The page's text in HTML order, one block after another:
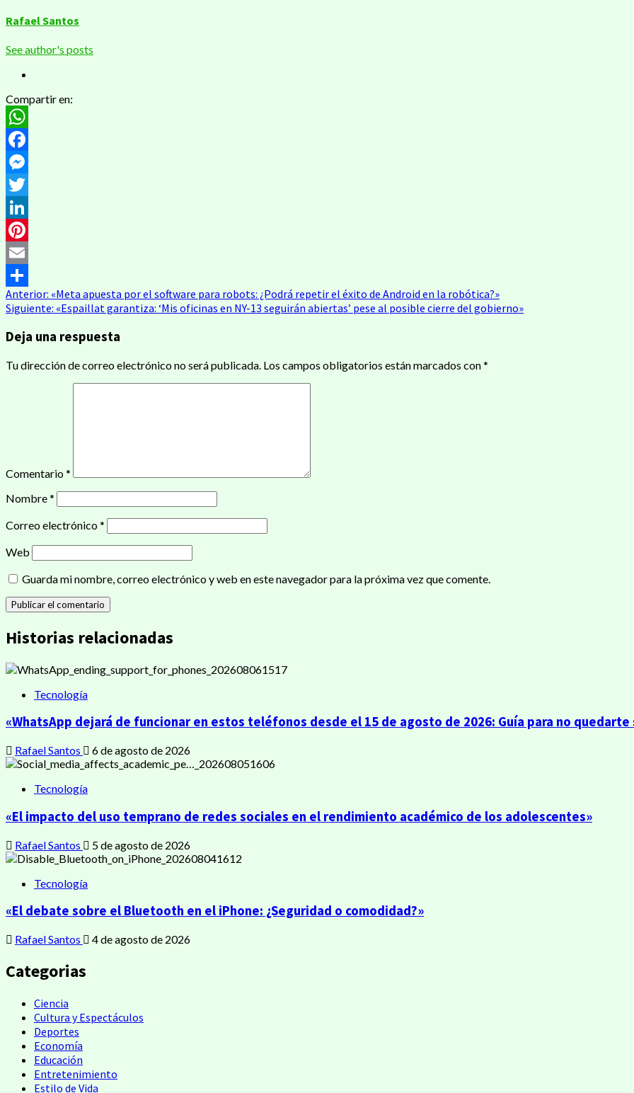
Rafael Santos
See author's posts
Compartir en:
WhatsApp
Facebook
Messenger
Twitter
LinkedIn
Pinterest
Email
Compartir
Navegación
de
entradas
Anterior: «Meta apuesta por el software para robots: ¿Podrá repetir el éxito de Android en la robótica?»
Siguiente: «Espaillat garantiza: ‘Mis oficinas en NY-13 seguirán abiertas’ pese al posible cierre del gobierno»
Deja una respuesta
Tu dirección de correo electrónico no será publicada. Los campos obligatorios están marcados con*
Comentario*
Nombre*
Correo electrónico*
Web
Guarda mi nombre, correo electrónico y web en este navegador para la próxima vez que comente.
Historias relacionadas
Tecnología
«WhatsApp dejará de funcionar en estos teléfonos desde el 15 de agosto de 2026: Guía para no quedarte
Rafael Santos 6 de agosto de 2026
Tecnología
«El impacto del uso temprano de redes sociales en el rendimiento académico de los adolescentes»
Rafael Santos 5 de agosto de 2026
Tecnología
«El debate sobre el Bluetooth en el iPhone: ¿Seguridad o comodidad?»
Rafael Santos 4 de agosto de 2026
Categorias
Ciencia
Cultura y Espectáculos
Deportes
Economía
Educación
Entretenimiento
Estilo de Vida